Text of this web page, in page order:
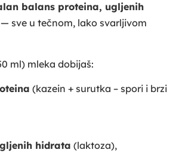
balans proteina, ugljenih
— sve u tečnom, lako svarljivom
ml) mleka dobijaš:
(kazein + surutka – spori i brzi
hidrata (laktoza),